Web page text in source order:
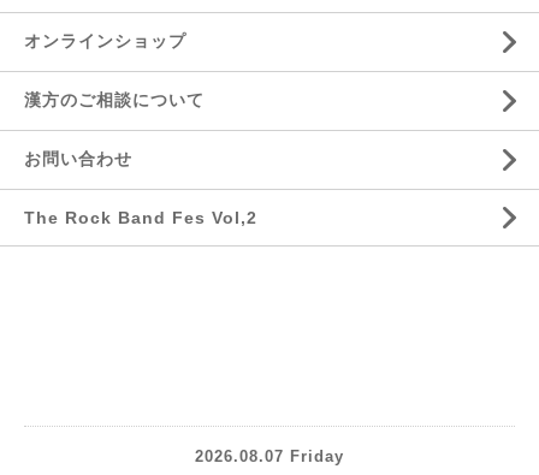
オンラインショップ
漢方のご相談について
お問い合わせ
The Rock Band Fes Vol,2
2026.08.07 Friday